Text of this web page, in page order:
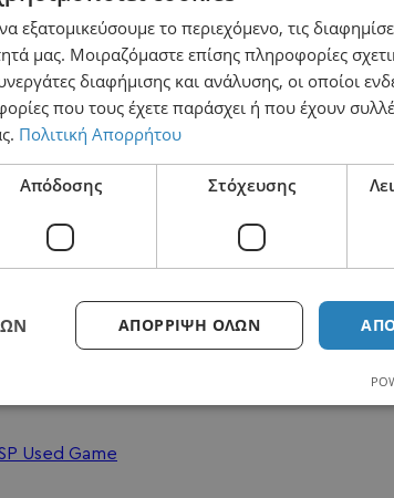
Used Game
εξατομικεύσουμε το περιεχόμενο, τις
μας. Μοιραζόμαστε επίσης πληροφορίες
διαφήμισης και ανάλυσης, οι οποίοι
που τους έχετε παράσχει ή που έχουν
Πολιτική Απορρήτου
Απόδοσης Στόχευσης
ΑΠΌΡΡΙΨΗ ΌΛΩΝ